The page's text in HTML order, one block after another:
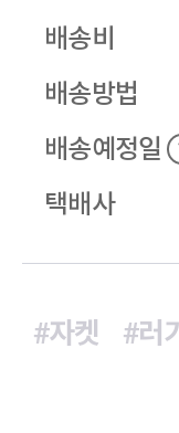
배송비
배송방법
배송예정일
택배사
#자켓 #러